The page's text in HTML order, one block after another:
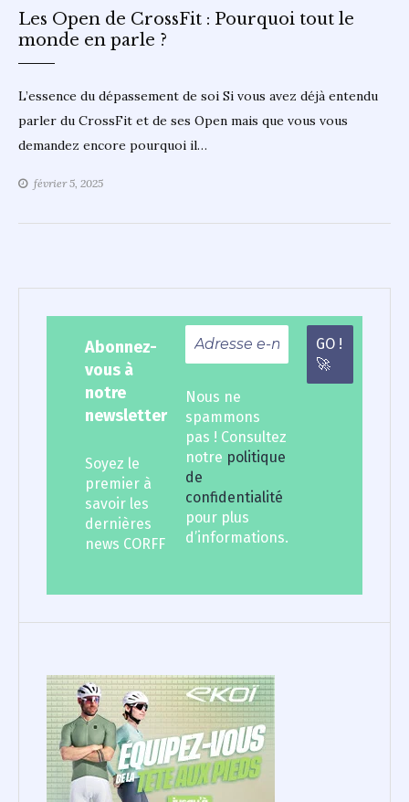
Les Open de CrossFit : Pourquoi tout le
monde en parle ?
L’essence du dépassement de soi Si vous avez déjà entendu
parler du CrossFit et de ses Open mais que vous vous
demandez encore pourquoi il…
février 5, 2025
Abonnez-
vous à
notre
newsletter
Soyez le
premier à
savoir les
dernières
news CORFF
Nous ne
spammons
pas ! Consultez
notre politique
de
confidentialité
pour plus
d’informations.